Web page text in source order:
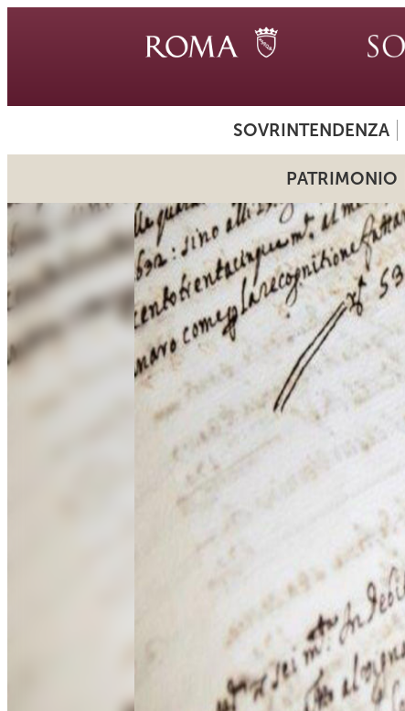
SOVRINTENDENZA
PATRIMONIO